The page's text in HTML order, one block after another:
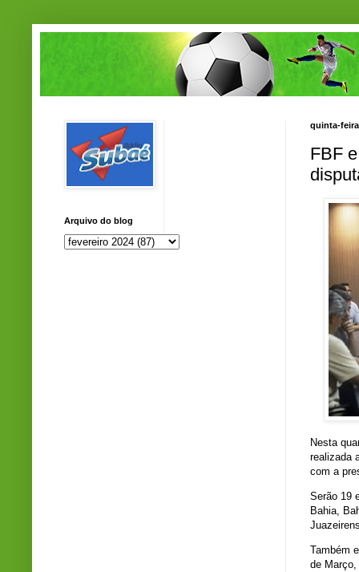
quinta-
FBF
Nesta
realizada
com a
Serão 19
Bahia,
Também
de
Arquivo do blog